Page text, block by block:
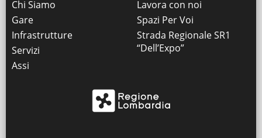
Chi Siamo
Gare
Infrastrutture
Servizi
Assi
Lavora con noi
Spazi Per Voi
Strada Regionale SR1
“Dell’Expo”